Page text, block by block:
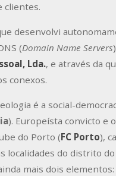
clientes.
desenvolvi
(Domain Name Servers
Lda., e através da
conexos.
é a social-
). Europeísta convicto e
do Porto (FC Porto),
localidades do distrito
mais dois